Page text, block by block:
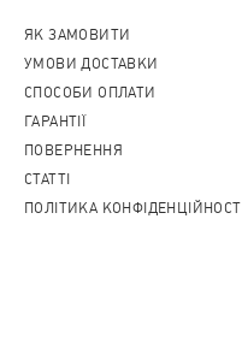
ЯК ЗАМОВИТИ
УМОВИ ДОСТАВКИ
СПОСОБИ ОПЛАТИ
ГАРАНТІЇ
ПОВЕРНЕННЯ
CТАТТІ
ПОЛІТИКА КОНФІДЕНЦІЙНОСТІ